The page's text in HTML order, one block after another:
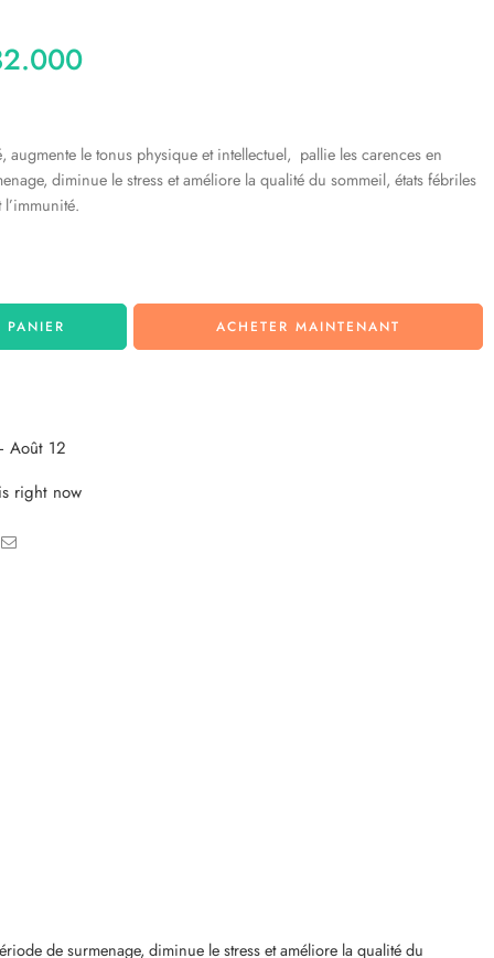
augmente le tonus physique et intellectuel, pallie les carences en
diminue le stress et améliore la qualité du sommeil, états fébriles
PANIER ACHETER MAINTENANT
Août 12
right now
de surmenage, diminue le stress et améliore la qualité du